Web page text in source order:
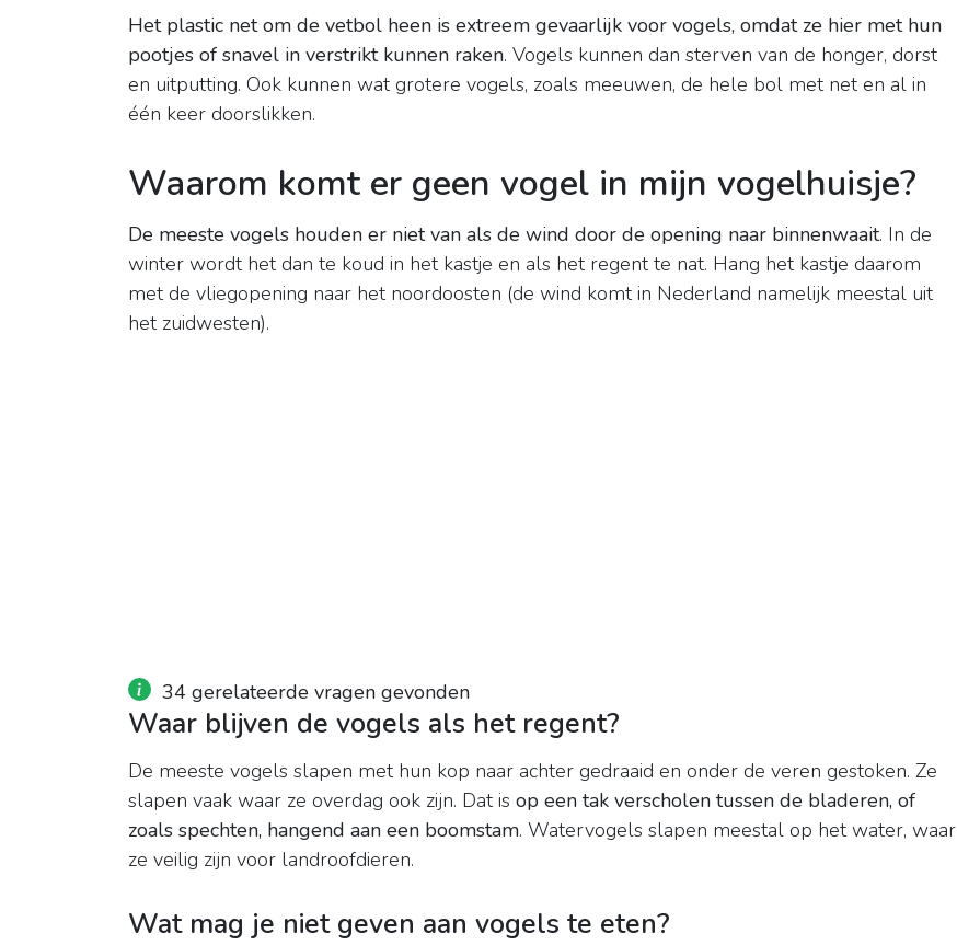
Het plastic net om de vetbol heen is extreem gevaarlijk voor vogels, omdat ze hier met hun
pootjes of snavel in verstrikt kunnen raken. Vogels kunnen dan sterven van de honger, dorst
en uitputting. Ook kunnen wat grotere vogels, zoals meeuwen, de hele bol met net en al in
één keer doorslikken.
Waarom komt er geen vogel in mijn vogelhuisje?
De meeste vogels houden er niet van als de wind door de opening naar binnenwaait. In de
winter wordt het dan te koud in het kastje en als het regent te nat. Hang het kastje daarom
met de vliegopening naar het noordoosten (de wind komt in Nederland namelijk meestal uit
het zuidwesten).
34 gerelateerde vragen gevonden
Waar blijven de vogels als het regent?
De meeste vogels slapen met hun kop naar achter gedraaid en onder de veren gestoken. Ze
slapen vaak waar ze overdag ook zijn. Dat is op een tak verscholen tussen de bladeren, of
zoals spechten, hangend aan een boomstam. Watervogels slapen meestal op het water, waar
ze veilig zijn voor landroofdieren.
Wat mag je niet geven aan vogels te eten?